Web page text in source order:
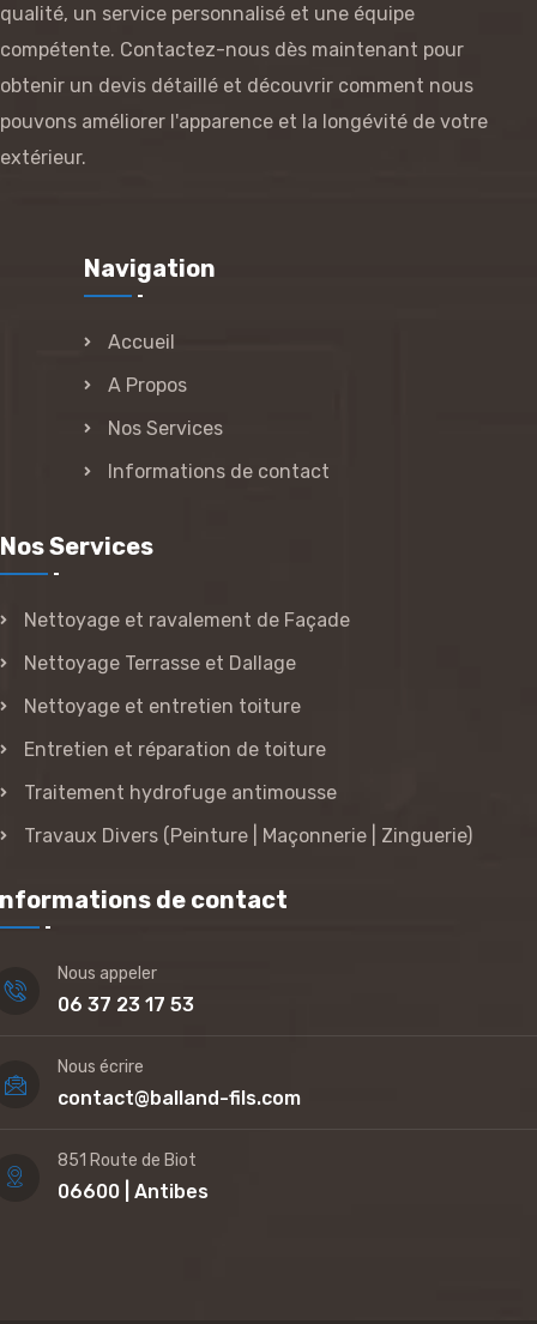
qualité, un service personnalisé et une équipe
compétente. Contactez-nous dès maintenant pour
obtenir un devis détaillé et découvrir comment nous
pouvons améliorer l'apparence et la longévité de votre
extérieur.
Navigation
Accueil
A Propos
Nos Services
Informations de contact
Nos Services
Nettoyage et ravalement de Façade
Nettoyage Terrasse et Dallage
Nettoyage et entretien toiture
Entretien et réparation de toiture
Traitement hydrofuge antimousse
Travaux Divers (Peinture | Maçonnerie | Zinguerie)
de contact
Nous appeler
06 37 23 17 53
Nous écrire
contact@balland-fils.com
851 Route de Biot
06600 | Antibes